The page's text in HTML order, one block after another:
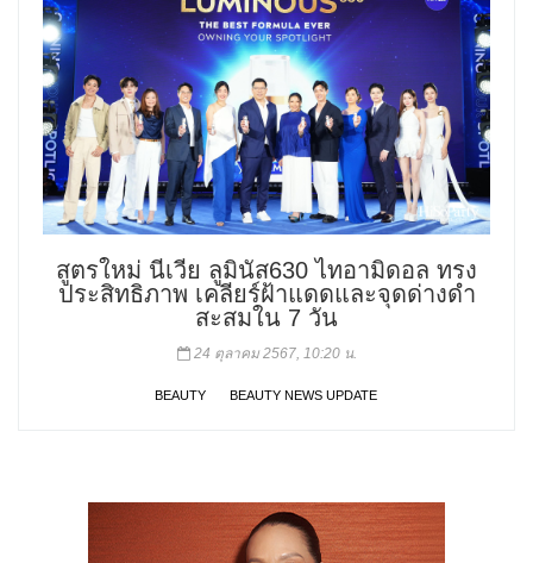
สูตรใหม่ นีเวีย ลูมินัส630 ไทอามิดอล ทรง
ประสิทธิภาพ เคลียร์ฝ้าแดดและจุดด่างดำ
สะสมใน 7 วัน
24 ตุลาคม 2567, 10:20 น.
BEAUTY BEAUTY NEWS UPDATE